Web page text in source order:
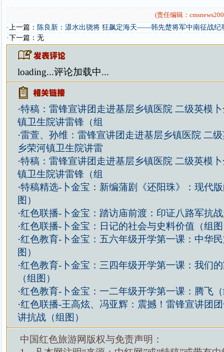
(责任编辑：
·上一篇： 陈良新：滠水出骁将 狂飙定海天——韩先楚将军中南征战纪
·下一篇：无
loading...评论加载中...
·特稿：雷锋宣讲团走进基层乡镇医院 二级英模
镇卫生院讲雷锋（组
·雷萱、孙维：雷锋宣讲团走进基层乡镇医院 二
乡荣河镇卫生院讲雷
·特稿：雷锋宣讲团走进基层乡镇医院 二级英模
镇卫生院讲雷锋（组
·特稿精选-卜金宝：新编蒲剧《还阳珠》：现代版
图）
·红色联播-卜金宝：踏访庙前渡：印证八路军抗
·红色联播-卜金宝：日记的社会与史料价值（组
·红色教育-卜金宝：五六年级开学第一课：中华
图）
·红色教育-卜金宝：三四年级开学第一课：我们
（组图）
·红色教育-卜金宝：一二年级开学第一课：腾飞
·红色联播-王高炫、冯亚辉：震撼！雷锋宣讲团
讲抗战（组图）
中国红色旅游网版权与免责声明：